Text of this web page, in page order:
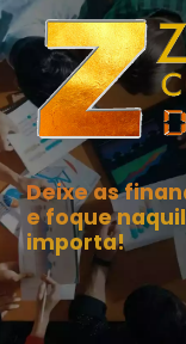
Deixe as
e foque
importa!